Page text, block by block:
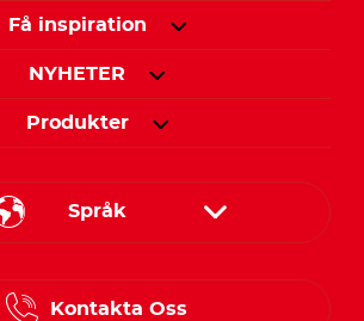
Få inspiration
NYHETER
Produkter
Språk
Kontakta Oss